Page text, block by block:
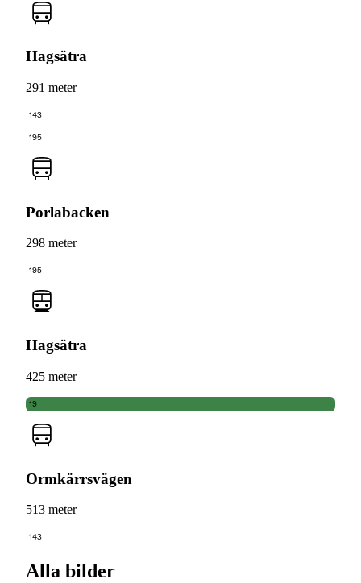
Hagsätra
291 meter
143
195
Porlabacken
298 meter
195
Hagsätra
425 meter
19
Ormkärrsvägen
513 meter
143
Alla bilder